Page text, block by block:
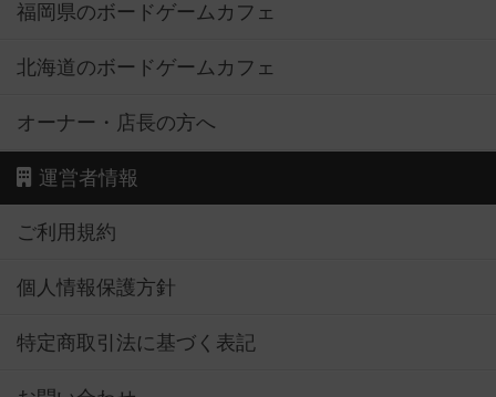
福岡県のボードゲームカフェ
北海道のボードゲームカフェ
オーナー・店長の方へ
運営者情報
ご利用規約
個人情報保護方針
特定商取引法に基づく表記